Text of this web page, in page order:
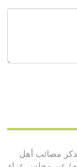
مصائب أهل